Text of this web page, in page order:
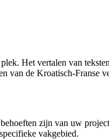
Het vertalen van
van de Kroatisch-Franse
zijn van uw
vakgebied.